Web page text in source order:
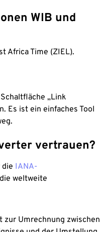
WIB und
Africa Time (ZIEL).
„Link
Es ist ein einfaches Tool
vertrauen?
IANA-
weltweite
Umrechnung zwischen